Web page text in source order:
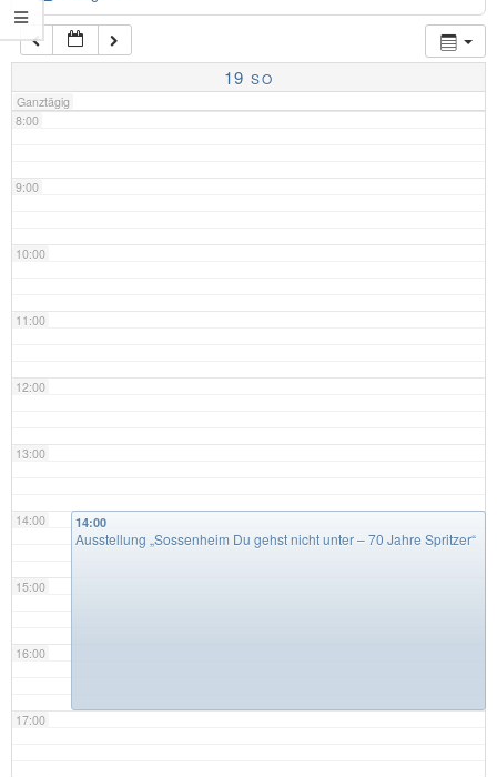
19 SO
Ganztägig
7:00
8:00
9:00
10:00
11:00
12:00
13:00
14:00
15:00
16:00
17:00
14:00
Ausstellung „Sossenheim Du gehst nicht unter – 70 Jahre Spritzer“